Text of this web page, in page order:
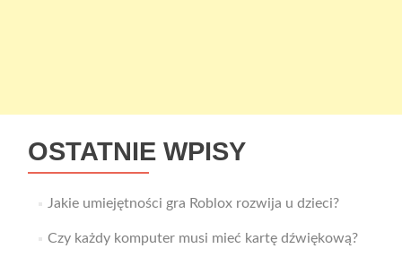
OSTATNIE WPISY
Jakie umiejętności gra Roblox rozwija u dzieci?
Czy każdy komputer musi mieć kartę dźwiękową?